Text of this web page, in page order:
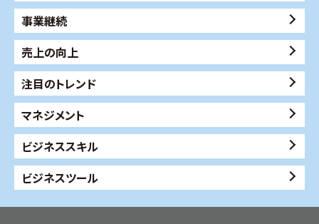
事業継続
売上の向上
注目のトレンド
マネジメント
ビジネススキル
ビジネスツール